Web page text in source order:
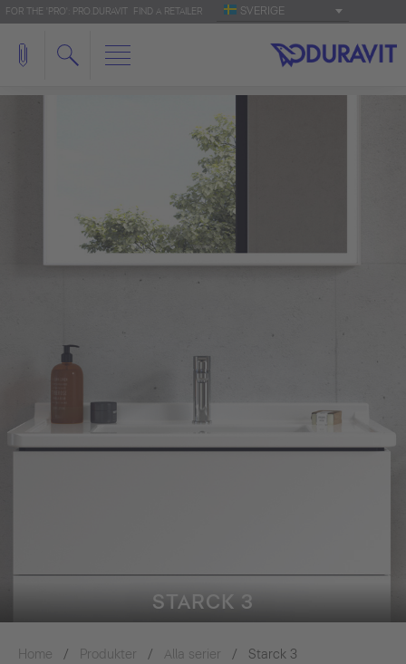
FOR THE 'PRO': PRO.DURAVIT FIND A RETAILER SVERIGE
STARCK 3
Home Produkter Alla serier Starck 3